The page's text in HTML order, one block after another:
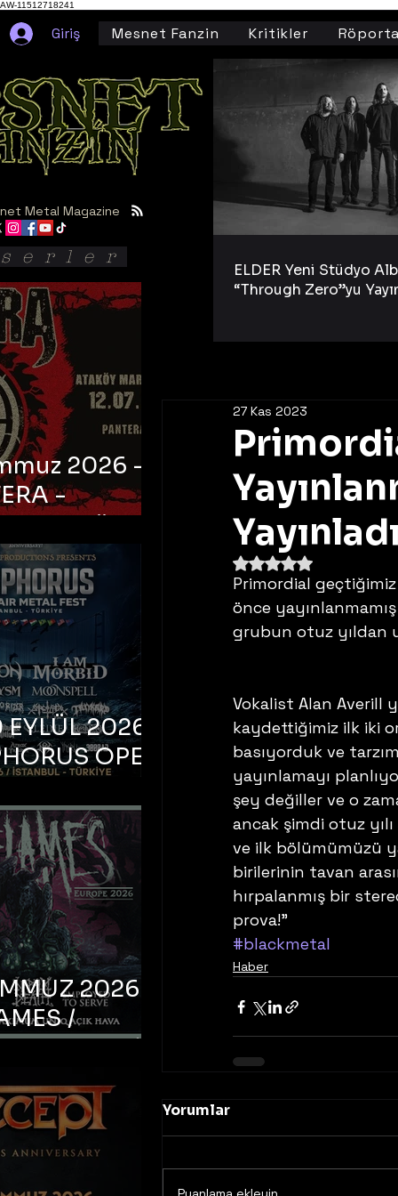
AW-11512718241
Giriş Mesnet Fanzin Kritikler
Yayınladı
27 Kas 2023
5 üzerinden NaN yıldız
Primordial geçtiğimiz
önce
grubun otuz yıldan
Vokalist Alan Averill
kaydettiğimiz ilk iki
basıyorduk ve
yayınlamayı
şey değiller ve o
ancak şimdi otuz
ve ilk bölümümüzü
birilerinin tavan
hırpalanmış bir
prova!”
#blackmetal
Haber
Yorumlar
Metal Magazine
ELDER Yeni Stüdyo
“Through Zero”yu
2026 -
-
Ataköy
Arena
2026 –
OPEN
FEST
2026 –
/
DEATH /
– İstanbul,
Uniq